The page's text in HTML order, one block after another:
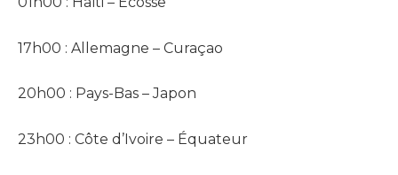
17h00 : Allemagne – Curaçao
20h00 : Pays-Bas – Japon
23h00 : Côte d’Ivoire – Équateur